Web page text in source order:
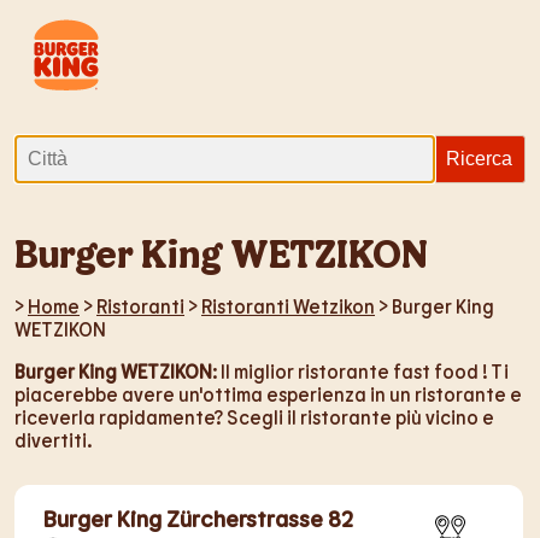
Burger King WETZIKON
> Home > Ristoranti > Ristoranti Wetzikon > Burger King
WETZIKON
Burger King WETZIKON: Il miglior ristorante fast food ! Ti
piacerebbe avere un'ottima esperienza in un ristorante e
riceverla rapidamente? Scegli il ristorante più vicino e
divertiti.
Burger King Zürcherstrasse 82